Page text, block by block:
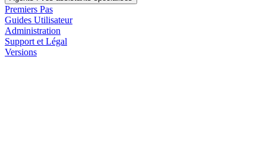
Premiers Pas
Guides Utilisateur
Administration
Support et Légal
Versions